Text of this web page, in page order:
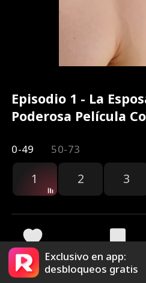
Episodio 1 - La
Poderosa Película
0-49 50-73
1 2 3
3.5k 55.9k
Exclusivo en app:
desbloqueos gratis